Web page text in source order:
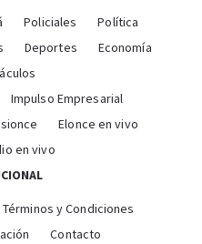
Policiales
Política
Deportes
Economía
Impulso Empresarial
Elonce en vivo
en vivo
Términos y Condiciones
Contacto